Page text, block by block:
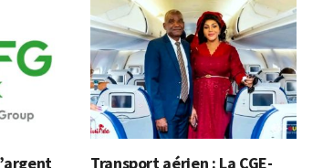
Transport aérien : La CGE-